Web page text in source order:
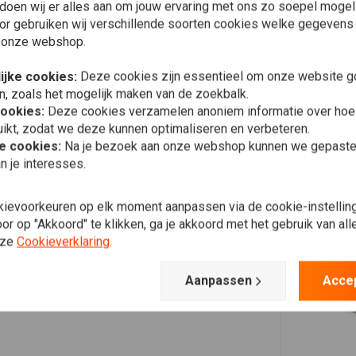
wij er alles aan om jouw ervaring met ons zo soepel
gebruiken wij verschillende soorten cookies welke
webshop.
cookies: Deze cookies zijn essentieel om onze website
zoals het mogelijk maken van de zoekbalk.
Deze cookies verzamelen anoniem informatie over
zodat we deze kunnen optimaliseren en verbeteren.
cookies: Na je bezoek aan onze webshop kunnen we
je interesses.
op elk moment aanpassen via de cookie-
op "Akkoord" te klikken, ga je akkoord met het gebruik van
Cookieverklaring.
Aanpassen